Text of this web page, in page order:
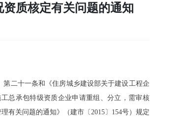
质核定有关问题的通知
第二十一条和《住房城乡建设部关于建设工程企
总承包特级资质企业申请重组、分立，需审核
有关问题的通知》（建市〔2015〕154号）规定